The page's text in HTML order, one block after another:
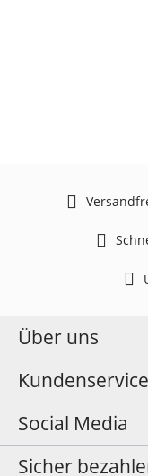
Über uns
Kundenservice
Social Media
Sicher